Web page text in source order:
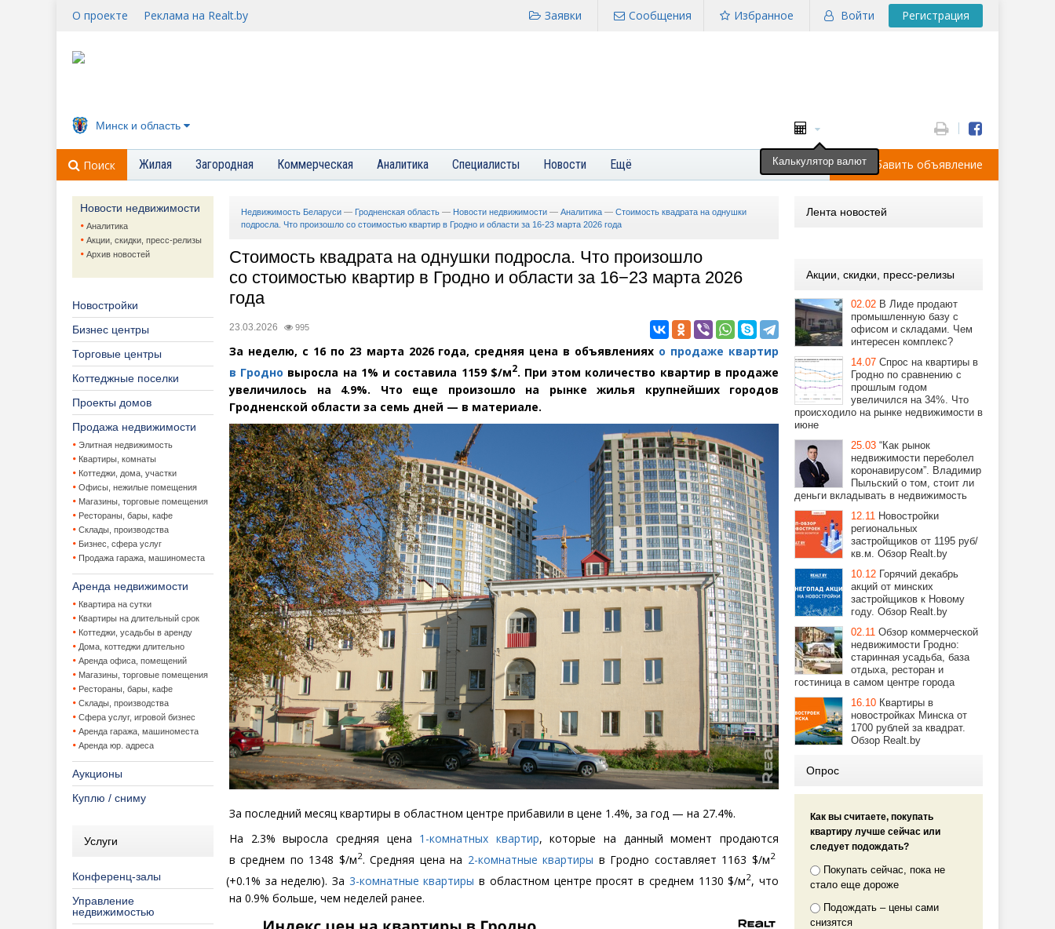
О проекте Реклама на Realt.by Войти Регистрация
Избранное
Сообщения
Заявки
Минск и область
Поиск Жилая Загородная Коммерческая Аналитика Специалисты Новости Ещё Добавить объявление
Новости недвижимости
Аналитика
Акции, скидки, пресс-релизы
Архив новостей
Новостройки
Бизнес центры
Торговые центры
Коттеджные поселки
Проекты домов
Продажа недвижимости
Элитная недвижимость
Квартиры, комнаты
Коттеджи, дома, участки
Офисы, нежилые помещения
Магазины, торговые помещения
Рестораны, бары, кафе
Склады, производства
Бизнес, сфера услуг
Продажа гаража, машиноместа
Аренда недвижимости
Квартира на сутки
Квартиры на длительный срок
Коттеджи, усадьбы в аренду
Дома, коттеджи длительно
Аренда офиса, помещений
Магазины, торговые помещения
Рестораны, бары, кафе
Склады, производства
Сфера услуг, игровой бизнес
Аренда гаража, машиноместа
Аренда юр. адреса
Аукционы
Куплю / сниму
Услуги
Конференц-залы
Управление
недвижимостью
Недвижимость Беларуси — Гродненская область — Новости недвижимости — Аналитика — Стоимость квадрата на однушки
подросла. Что произошло со стоимостью квартир в Гродно и области за 16-23 марта 2026 года
Стоимость квадрата на однушки подросла. Что произошло
со стоимостью квартир в Гродно и области за 16−23 марта 2026
года
23.03.2026 995
За неделю, с 16 по 23 марта 2026 года, средняя цена в объявлениях о продаже квартир
в Гродно выросла на 1% и составила 1159 $/м2. При этом количество квартир в продаже
увеличилось на 4.9%. Что еще произошло на рынке жилья крупнейших городов
Гродненской области за семь дней — в материале.
За последний месяц квартиры в областном центре прибавили в цене 1.4%, за год — на 27.4%.
На 2.3% выросла средняя цена 1-комнатных квартир, которые на данный момент продаются
в среднем по 1348 $/м2. Средняя цена на 2-комнатные квартиры в Гродно составляет 1163 $/м2
(+0.1% за неделю). За 3-комнатные квартиры в областном центре просят в среднем 1130 $/м2, что
на 0.9% больше, чем неделей ранее.
Лента новостей
Акции, скидки, пресс-релизы
02.02 В Лиде продают
промышленную базу с
офисом и складами. Чем
интересен комплекс?
14.07 Спрос на квартиры в
Гродно по сравнению с
прошлым годом
увеличился на 34%. Что
происходило на рынке недвижимости в
июне
25.03 “Как рынок
недвижимости переболел
коронавирусом”. Владимир
Пыльский о том, стоит ли
деньги вкладывать в недвижимость
12.11 Новостройки
региональных
застройщиков от 1195 руб/
кв.м. Обзор Realt.by
10.12 Горячий декабрь
акций от минских
застройщиков к Новому
году. Обзор Realt.by
02.11 Обзор коммерческой
недвижимости Гродно:
старинная усадьба, база
отдыха, ресторан и
гостиница в самом центре города
16.10 Квартиры в
новостройках Минска от
1700 рублей за квадрат.
Обзор Realt.by
Опрос
Как вы считаете, покупать
квартиру лучше сейчас или
следует подождать?
Покупать сейчас, пока не
стало еще дороже
Подождать – цены сами
снизятся
Калькулятор валют